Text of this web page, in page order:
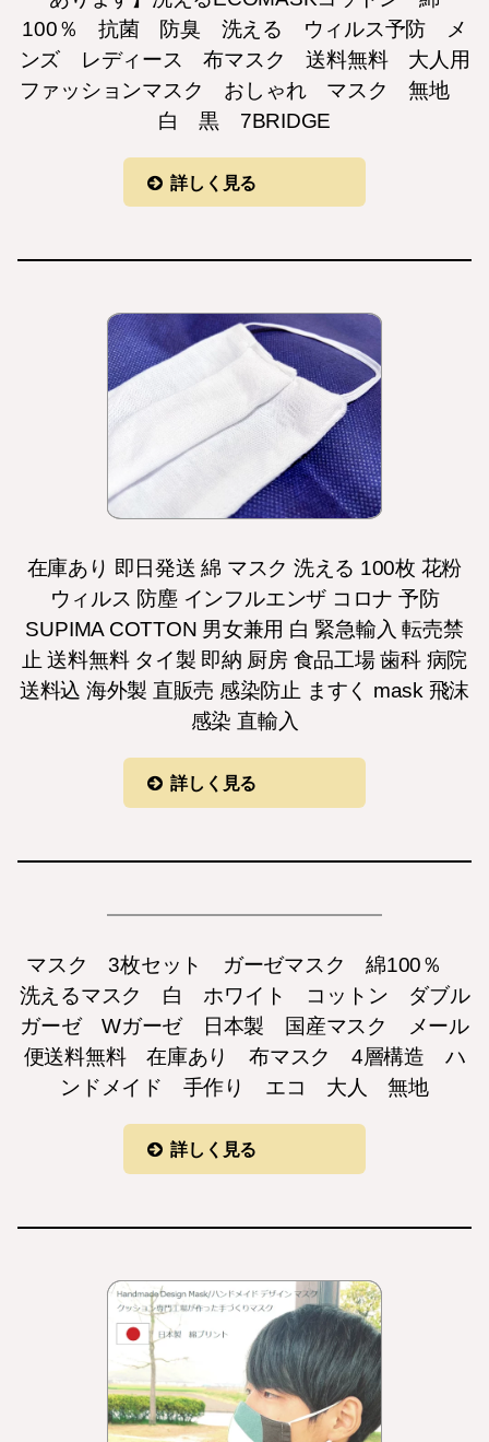
100％ 抗菌 防臭 洗える ウィルス予防 メ
ンズ レディース 布マスク 送料無料 大人用
ファッションマスク おしゃれ マスク 無地
白 黒 7BRIDGE
詳しく見る
在庫あり 即日発送 綿 マスク 洗える 100枚 花粉
ウィルス 防塵 インフルエンザ コロナ 予防
SUPIMA COTTON 男女兼用 白 緊急輸入 転売禁
止 送料無料 タイ製 即納 厨房 食品工場 歯科 病院
送料込 海外製 直販売 感染防止 ますく mask 飛沫
感染 直輸入
詳しく見る
マスク 3枚セット ガーゼマスク 綿100％
洗えるマスク 白 ホワイト コットン ダブル
ガーゼ Wガーゼ 日本製 国産マスク メール
便送料無料 在庫あり 布マスク 4層構造 ハ
ンドメイド 手作り エコ 大人 無地
詳しく見る